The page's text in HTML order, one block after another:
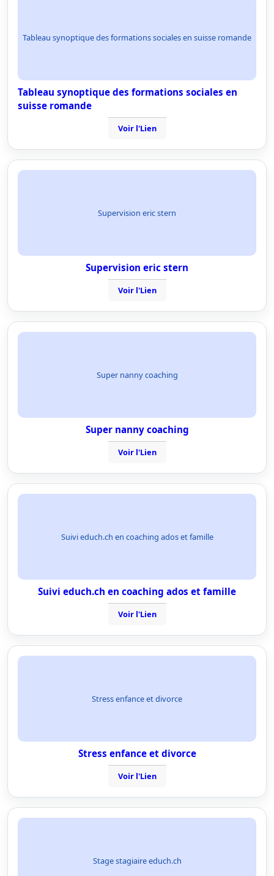
Tableau synoptique des formations sociales en suisse romande
Tableau synoptique des formations sociales en
suisse romande
Voir l'Lien
Supervision eric stern
Supervision eric stern
Voir l'Lien
Super nanny coaching
Super nanny coaching
Voir l'Lien
Suivi educh.ch en coaching ados et famille
Suivi educh.ch en coaching ados et famille
Voir l'Lien
Stress enfance et divorce
Stress enfance et divorce
Voir l'Lien
Stage stagiaire educh.ch